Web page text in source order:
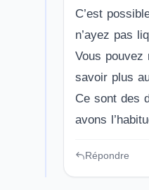
C’est
n’ayez pas
Vous pouvez
savoir plus
Ce sont des
avons
Répondre